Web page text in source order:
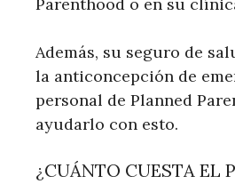
Parenthood o en su
Además, su seguro de
la anticoncepción de
personal de Planned
ayudarlo con esto.
¿CUÁNTO CUESTA EL